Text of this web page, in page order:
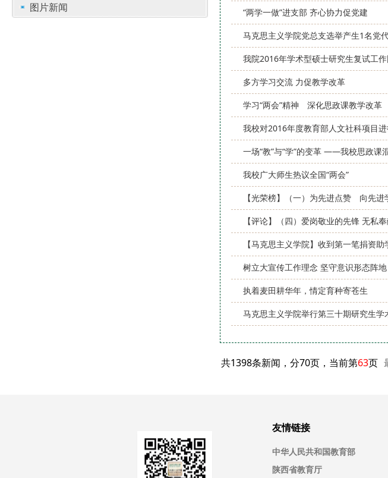
图片新闻 “两学一做”进支部 齐心协力促党建
马克思主义学院党总支选举产生1名党
我院2016年学术型硕士研究生复试工
多方学习交流 力促教学改革
学习“两会”精神 深化思政课教学改革
我校对2016年度教育部人文社科项目
一场“教”与“学”的变革 ——我校思政课
我校广大师生热议全国“两会”
【光荣榜】（一）为先进点赞 向先进
【评论】（四）爱岗敬业的先锋 无私
【马克思主义学院】收到第一笔捐资助
树立大宣传工作理念 坚守意识形态阵地
执着麦田耕华年，情定育种寄苍生
马克思主义学院举行第三十期研究生学
共1398条新闻，分70页，当前第63页
友情链接
中华人民共和国教育部
陕西省教育厅